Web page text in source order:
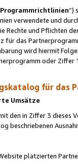
Programmrichtlinien“)
verwendete und
Rechte und Pflichten
für das
wird hiermit
oder
für das
Umsätze
den in Ziffer 3
beschriebenen
platzierten